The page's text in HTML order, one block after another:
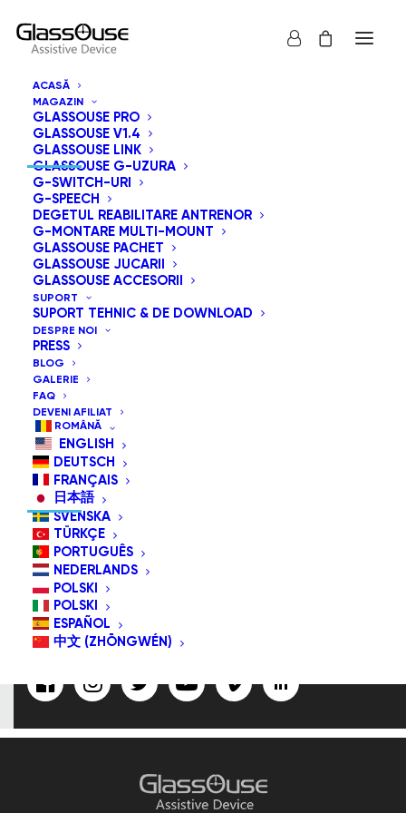
ACASĂ
MAGAZIN
GLASSOUSE PRO
GLASSOUSE V1.4
GLASSOUSE LINK
GLASSOUSE G-UZURA
G-SWITCH-URI
G-SPEECH
DEGETUL REABILITARE ANTRENOR
G-MONTARE MULTI-MOUNT
GLASSOUSE PACHET
GLASSOUSE JUCARII
GLASSOUSE ACCESORII
SUPORT
SUPORT TEHNIC & DE DOWNLOAD
DESPRE NOI
PRESS
BLOG
GALERIE
FAQ
DEVENI AFILIAT
ROMÂNĂ
ENGLISH
DEUTSCH
FRANÇAIS
日本語
SVENSKA
TÜRKÇE
PORTUGUÊS
NEDERLANDS
POLSKI
POLSKI
ESPAÑOL
中文 (ZHŌNGWÉN)
INFORMAȚII DE CONTACT
8605 Santa Monica Boulevard West Hollywood,
CA 90025 Statele Unite ale americii.
info@glassouse.com
(760) 284-7057
Notă:
trimiteți un email la
NE ABONA/URMAȚI-NE
Adresa De E-
Mail: